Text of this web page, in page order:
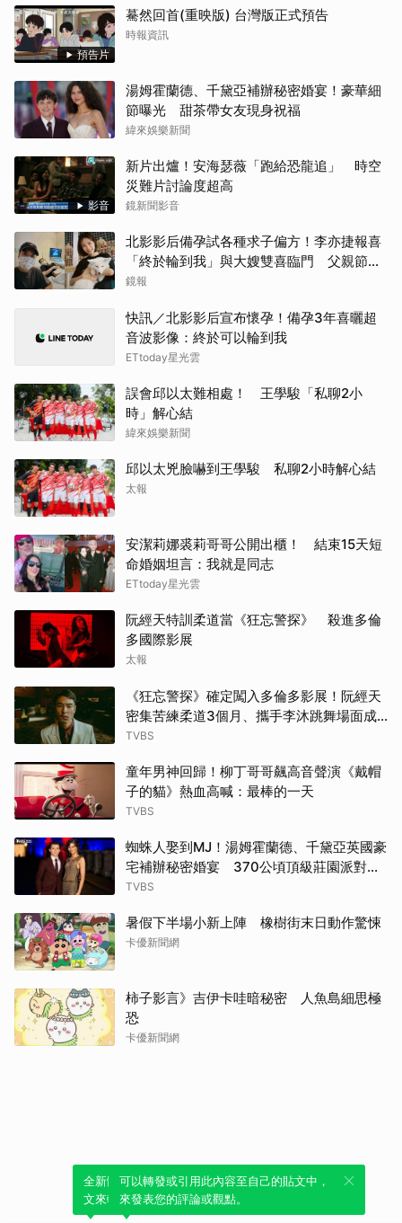
預告片
驀然回首(重映版) 台灣版正式預告
時報資訊
湯姆霍蘭德、千黛亞補辦秘密婚宴！豪華細
節曝光 甜茶帶女友現身祝福
緯來娛樂新聞
影音
新片出爐！安海瑟薇「跑給恐龍追」 時空
災難片討論度超高
鏡新聞影音
北影影后備孕試各種求子偏方！李亦捷報喜
「終於輪到我」與大嫂雙喜臨門 父親節喊
話亡父：他一定在笑
鏡報
快訊／北影影后宣布懷孕！備孕3年喜曬超
音波影像：終於可以輪到我
ETtoday星光雲
誤會邱以太難相處！ 王學駿「私聊2小
時」解心結
緯來娛樂新聞
邱以太兇臉嚇到王學駿 私聊2小時解心結
太報
安潔莉娜裘莉哥哥公開出櫃！ 結束15天短
命婚姻坦言：我就是同志
ETtoday星光雲
阮經天特訓柔道當《狂忘警探》 殺進多倫
多國際影展
太報
《狂忘警探》確定闖入多倫多影展！阮經天
密集苦練柔道3個月、攜手李沐跳舞場面成
經典
TVBS
童年男神回歸！柳丁哥哥飆高音聲演《戴帽
子的貓》熱血高喊：最棒的一天
TVBS
蜘蛛人娶到MJ！湯姆霍蘭德、千黛亞英國豪
宅補辦秘密婚宴 370公頃頂級莊園派對曝
光
TVBS
暑假下半場小新上陣 橡樹街末日動作驚悚
卡優新聞網
柿子影言》吉伊卡哇暗秘密 人魚島細思極
恐
卡優新聞網
全新體驗！一鍵引用此內容，透過發布貼
文來輕鬆表達個人立場。
可以轉發或引用此內容至自己的貼文中，
來發表您的評論或觀點。